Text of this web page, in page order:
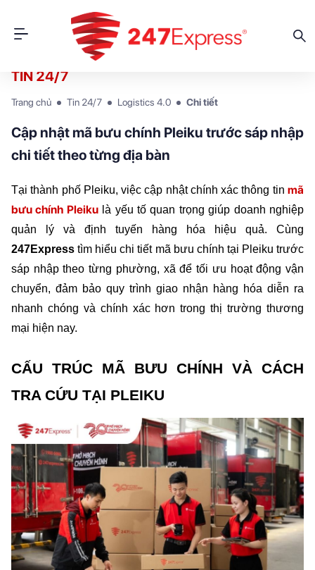
TIN 24/7
Trang chủ Tin 24/7 Logistics 4.0 Chi tiết
Cập nhật mã bưu chính Pleiku trước sáp nhập
chi tiết theo từng địa bàn
Tại thành phố Pleiku, việc cập nhật chính xác thông tin mã
bưu chính Pleiku là yếu tố quan trọng giúp doanh nghiệp
247Express tìm hiểu chi tiết mã bưu chính tại Pleiku trước
sáp nhập theo từng phường, xã để tối ưu hoạt động vận
chuyển, đảm bảo quy trình giao nhận hàng hóa diễn ra
nhanh chóng và chính xác hơn trong thị trường thương
mại hiện nay.
CẤU TRÚC MÃ BƯU CHÍNH VÀ CÁCH
TRA CỨU TẠI PLEIKU